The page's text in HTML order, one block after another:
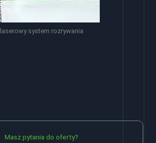
laserowy system rozrywania
Masz pytania do oferty?